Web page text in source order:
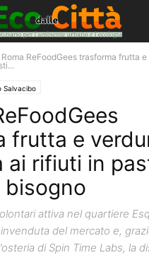
Roma ReFoodGees trasforma frutta
Salvacibo
frutta e
ai rifiuti in
bisogno
attiva nel quartiere
del mercato e,
di Spin Time Labs, la